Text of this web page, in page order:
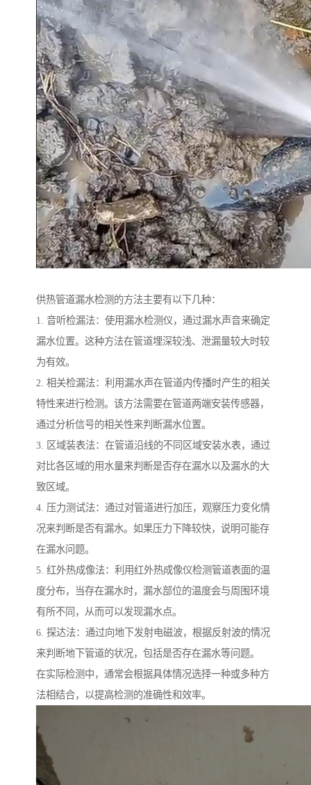
供热管道漏水检测的方法主要有以下几种：
1. 音听检漏法：使用漏水检测仪，通过漏水声音来确定
漏水位置。这种方法在管道埋深较浅、泄漏量较大时较
为有效。
2. 相关检漏法：利用漏水声在管道内传播时产生的相关
特性来进行检测。该方法需要在管道两端安装传感器，
通过分析信号的相关性来判断漏水位置。
3. 区域装表法：在管道沿线的不同区域安装水表，通过
对比各区域的用水量来判断是否存在漏水以及漏水的大
致区域。
4. 压力测试法：通过对管道进行加压，观察压力变化情
况来判断是否有漏水。如果压力下降较快，说明可能存
在漏水问题。
5. 红外热成像法：利用红外热成像仪检测管道表面的温
度分布，当存在漏水时，漏水部位的温度会与周围环境
有所不同，从而可以发现漏水点。
6. 探达法：通过向地下发射电磁波，根据反射波的情况
来判断地下管道的状况，包括是否存在漏水等问题。
在实际检测中，通常会根据具体情况选择一种或多种方
法相结合，以提高检测的准确性和效率。